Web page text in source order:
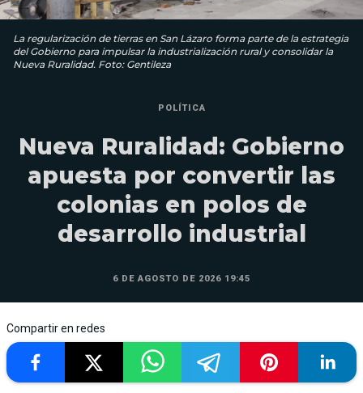
La regularización de tierras en San Lázaro forma parte de la estrategia
del Gobierno para impulsar la industrialización rural y consolidar la
Nueva Ruralidad. Foto: Gentileza
POLÍTICA
Nueva Ruralidad: Gobierno
apuesta por convertir las
colonias en polos de
desarrollo industrial
6 DE AGOSTO DE 2026 19:45
Compartir en redes